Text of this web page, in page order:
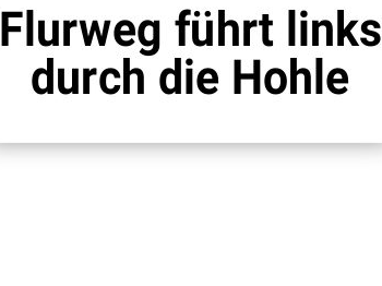
Flurweg führt links
durch die Hohle